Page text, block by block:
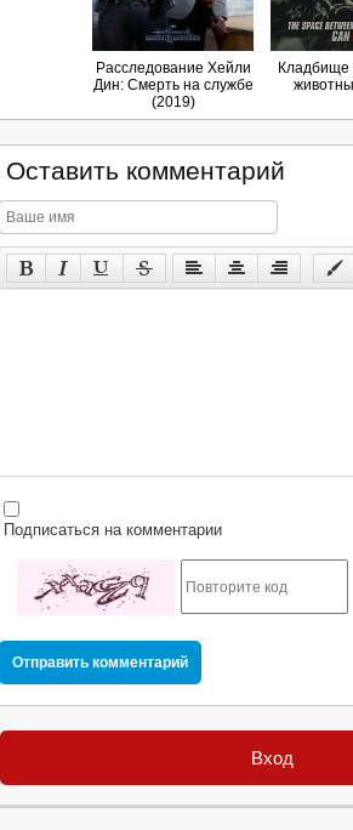
Расследование Хейли
Дин: Смерть на службе
(2019)
Оставить комментарий
на комментарии
Отправить комментарий
Вход